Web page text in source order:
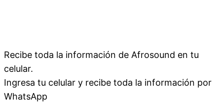
Recibe toda la información de Afrosound en tu
celular.
Ingresa tu celular y recibe toda la información por
WhatsApp